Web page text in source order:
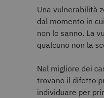
Una vulnerabilità
dal momento in
non lo sanno. La
qualcuno non la
Nel migliore dei
trovano il difetto
individuare per